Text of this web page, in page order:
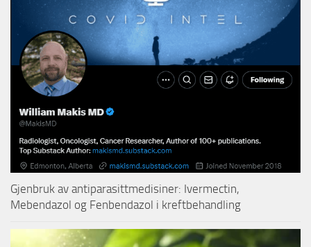
Gjenbruk av antiparasittmedisiner: Ivermectin,
Mebendazol og Fenbendazol i kreftbehandling